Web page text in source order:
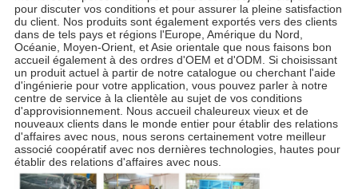
pour discuter vos conditions et pour assurer la pleine satisfaction
du client. Nos produits sont également exportés vers des clients
dans de tels pays et régions l'Europe, Amérique du Nord,
Océanie, Moyen-Orient, et Asie orientale que nous faisons bon
accueil également à des ordres d'OEM et d'ODM. Si choisissant
un produit actuel à partir de notre catalogue ou cherchant l'aide
d'ingénierie pour votre application, vous pouvez parler à notre
centre de service à la clientèle au sujet de vos conditions
d'approvisionnement. Nous accueil chaleureux vieux et de
nouveaux clients dans le monde entier pour établir des relations
d'affaires avec nous, nous serons certainement votre meilleur
associé coopératif avec nos dernières technologies, hautes pour
établir des relations d'affaires avec nous.